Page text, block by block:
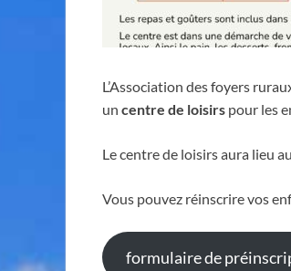
L’Association des foyers
un centre de loisirs pour les
Le centre de loisirs aura lieu
Vous pouvez réinscrire vos
formulaire de